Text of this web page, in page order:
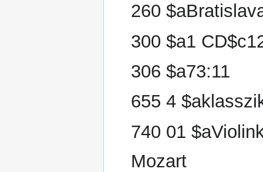
260
300 $a1
306 $a73:11
655 4
740 01
Mozart